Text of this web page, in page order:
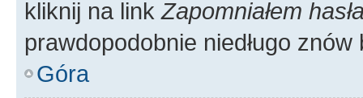
kliknij na link Zapomniałem
prawdopodobnie niedługo
Góra